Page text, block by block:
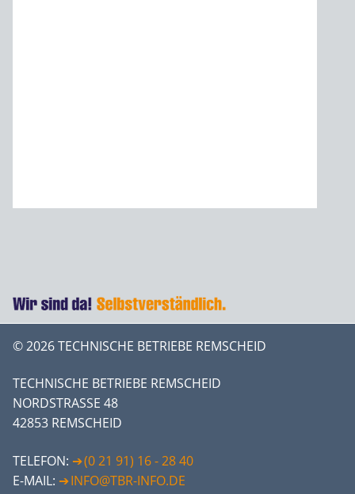
© 2026 TECHNISCHE BETRIEBE REMSCHEID
TECHNISCHE BETRIEBE REMSCHEID
NORDSTRASSE 48
42853 REMSCHEID
TELEFON:
(0 21 91) 16 - 28 40
E-MAIL:
INFO@TBR-INFO.DE